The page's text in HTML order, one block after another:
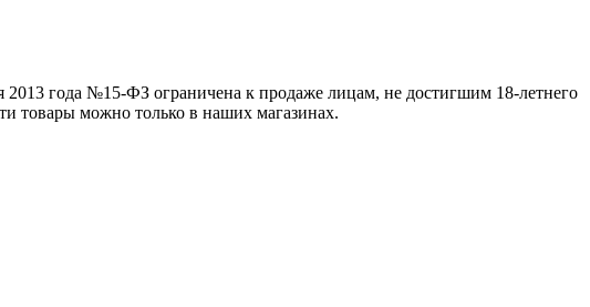
2013 года №15-ФЗ ограничена к продаже лицам, не достигшим 18-летнего
товары можно только в наших магазинах.